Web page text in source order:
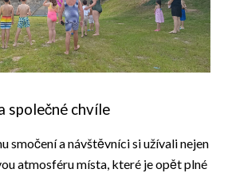
společné chvíle
smočení a návštěvníci si užívali nejen
atmosféru místa, které je opět plné